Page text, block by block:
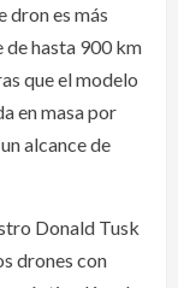
dron es más
de hasta 900 km
que el modelo
en masa por
alcance de
Donald Tusk
drones con